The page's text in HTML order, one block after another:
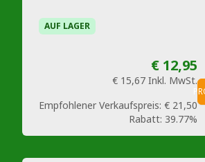
AUF LAGER
€ 12,95
€ 15,67 Inkl. MwSt.
Empfohlener Verkaufspreis: € 21,50
Rabatt: 39.77%